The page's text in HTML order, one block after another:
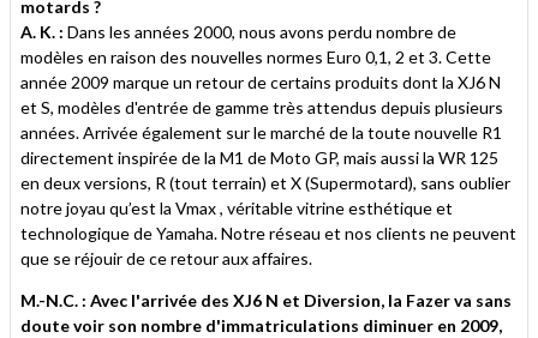
motards ?
A. K. : Dans les années 2000, nous avons perdu nombre de
modèles en raison des nouvelles normes Euro 0,1, 2 et 3. Cette
année 2009 marque un retour de certains produits dont la XJ6 N
et S, modèles d'entrée de gamme très attendus depuis plusieurs
années. Arrivée également sur le marché de la toute nouvelle R1
directement inspirée de la M1 de Moto GP, mais aussi la WR 125
en deux versions, R (tout terrain) et X (Supermotard), sans oublier
notre joyau qu’est la Vmax , véritable vitrine esthétique et
technologique de Yamaha. Notre réseau et nos clients ne peuvent
que se réjouir de ce retour aux affaires.
M.-N.C. : Avec l'arrivée des XJ6 N et Diversion, la Fazer va sans
doute voir son nombre d'immatriculations diminuer en 2009,